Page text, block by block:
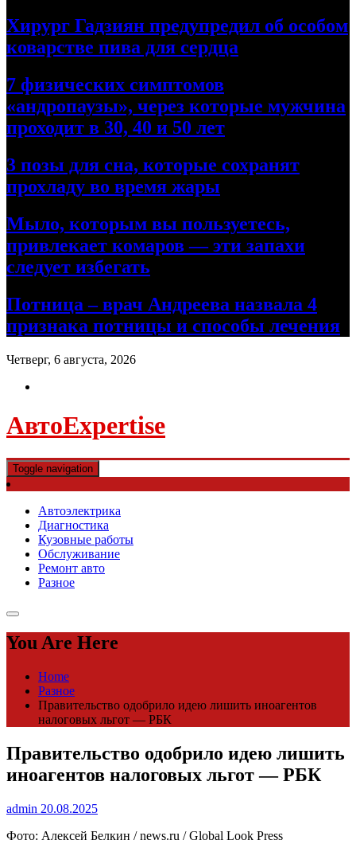
Хирург Гадзиян предупредил об особом
коварстве пива для сердца
7 физических симптомов
«андропаузы», через которые мужчина
проходит в 30, 40 и 50 лет
3 позы для сна, которые сохранят
прохладу во время жары
Мыло, которым вы пользуетесь,
привлекает комаров — эти запахи
следует избегать
Потница – врач Андреева назвала 4
признака потницы и способы лечения
Четверг, 6 августа, 2026
АвтоExpertise
Toggle navigation
Автоэлектрика
Диагностика
Кузовные работы
Обслуживание
Ремонт авто
Разное
You Are Here
Home
Разное
Правительство одобрило идею лишить иноагентов
налоговых льгот — РБК
Правительство одобрило идею лишить
иноагентов налоговых льгот — РБК
admin 20.08.2025
Фото: Алексей Белкин / news.ru / Global Look Press